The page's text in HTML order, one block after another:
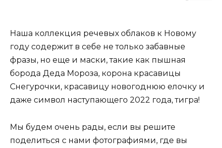
Наша коллекция речевых облаков к Новому
году содержит в себе не только забавные
фразы, но еще и маски, такие как пышная
борода Деда Мороза, корона красавицы
Снегурочки, красавицу новогоднюю елочку и
даже символ наступающего 2022 года, тигра!
Мы будем очень рады, если вы решите
поделиться с нами фотографиями, где вы